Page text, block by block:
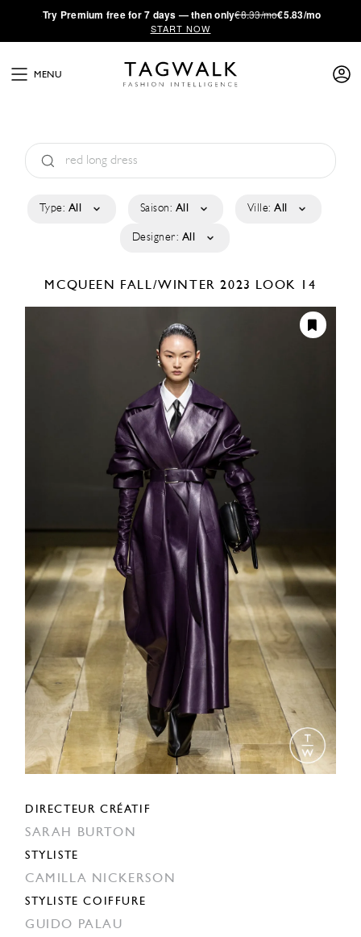
·Try Premium free for 7 days — then only€8.33/mo€5.83/mo
START NOW
MENU
Type: All Saison: All Ville: All
Designer: All
MCQUEEN FALL/WINTER 2023 LOOK 14
DIRECTEUR CRÉATIF
SARAH BURTON
STYLISTE
CAMILLA NICKERSON
STYLISTE COIFFURE
GUIDO PALAU